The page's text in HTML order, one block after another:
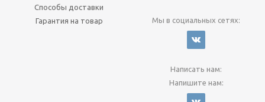
Способы доставки
Гарантия на товар
Мы в социальных сетях:
Написать нам:
Напишите нам: